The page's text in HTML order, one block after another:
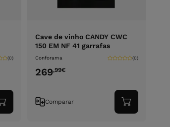
(0)
Adicionar
ao
Cave de vinho CANDY CWC
150 EM NF 41 garrafas
Conforama (0)
269,99€
Comparar
Adicionar
ao